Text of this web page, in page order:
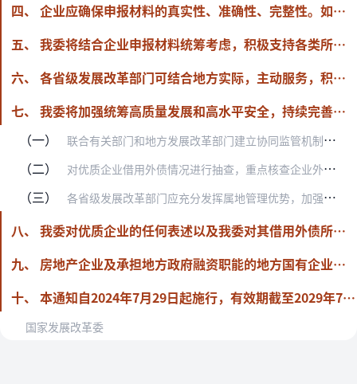
四、 企业应确保申报材料的真实性、准确性、完整性。如有隐瞒、虚假记载、误导性陈述或重大遗漏的，我委将按照《企业中长期外债审核登记管理办法》有关监管措施予以惩戒。
五、 我委将结合企业申报材料统筹考虑，积极支持各类所有制的优质企业借用外债，并将根据国家宏观调控、产业政策及全口径外债情况，适时调整优质企业界定标准。
六、 各省级发展改革部门可结合地方实际，主动服务，积极支持和指导区域内优质企业稳定发展预期、增强发展信心，合理开展中长期外债融资，引导企业将外债募集资金用于配合落实国家重大战略、助力构建现代化产业体系、促进经济社会高质量发展。
七、 我委将加强统筹高质量发展和高水平安全，持续完善优质企业借用外债事中事后监管，切实防范外债风险。
（一）
联合有关部门和地方发展改革部门建立协同监管机制，对企业借用外债情况进行监督检查。
（二） 对优质企业借用外债情况进行抽查，重点核查企业外债额度使用率，外债资金是否按要求募集使用，借用外债信息是否按规定及时履行报送程序等。
（三） 各省级发展改革部门应充分发挥属地管理优势，加强对辖区内优质企业外债募集资金投向的监督检查，确保外债资金依法合规使用，实施偿债能力动态监控和风险预警，督促企业做好…
八、 我委对优质企业的任何表述以及我委对其借用外债所作的任何决定，主要基于企业对外公开信息，均不表明对企业的经营风险、偿债风险、诉讼风险以及相关外债风险或收益作出判断和保证。投资者或贷款机构应进行独立决策并自行承担风险。
九、 房地产企业及承担地方政府融资职能的地方国有企业申请办理外债审核登记，仍按原有规定进行管理。
十、 本通知自2024年7月29日起施行，有效期截至2029年7月29日。
国家发展改革委